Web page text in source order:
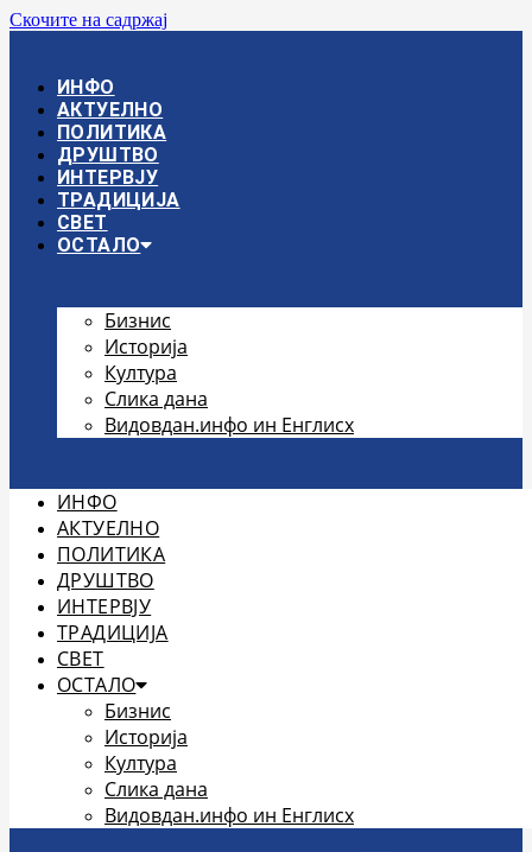
Скочите на садржај
ИНФО
АКТУЕЛНО
ПОЛИТИКА
ДРУШТВО
ИНТЕРВЈУ
ТРАДИЦИЈА
СВЕТ
ОСТАЛО
Бизнис
Историја
Култура
Слика дана
Видовдан.инфо ин Енглисх
ИНФО
АКТУЕЛНО
ПОЛИТИКА
ДРУШТВО
ИНТЕРВЈУ
ТРАДИЦИЈА
СВЕТ
ОСТАЛО
Бизнис
Историја
Култура
Слика дана
Видовдан.инфо ин Енглисх